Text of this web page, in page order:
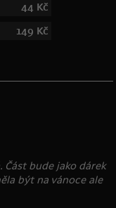
44 Kč
149 Kč
Část bude jako dárek
být na vánoce ale